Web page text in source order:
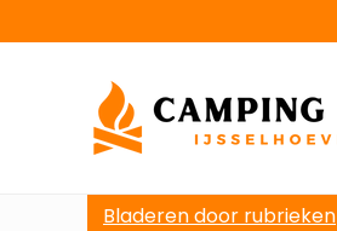
Bladeren door rubrieken